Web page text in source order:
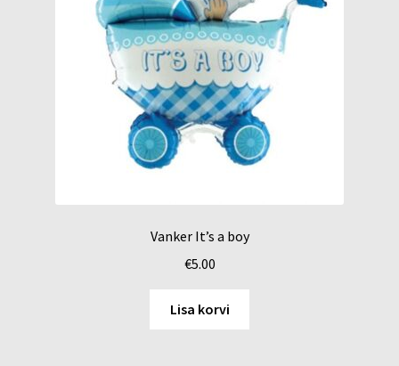
Vanker It’s a boy
€5.00
Lisa korvi